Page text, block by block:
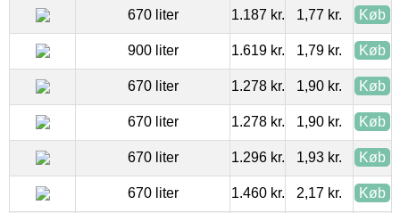
670 liter 1.187 kr. 1,77 kr. Køb
900 liter 1.619 kr. 1,79 kr. Køb
670 liter 1.278 kr. 1,90 kr. Køb
670 liter 1.278 kr. 1,90 kr. Køb
670 liter 1.296 kr. 1,93 kr. Køb
670 liter 1.460 kr. 2,17 kr. Køb